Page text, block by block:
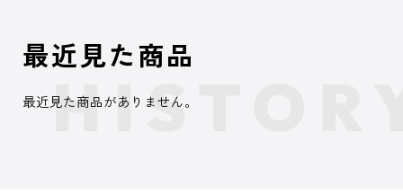
最近見た商品
最近見た商品がありません。